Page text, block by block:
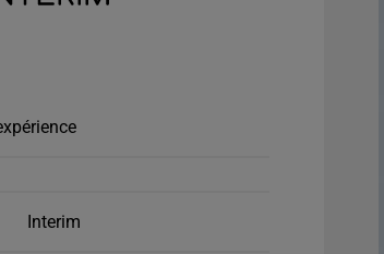
Interim